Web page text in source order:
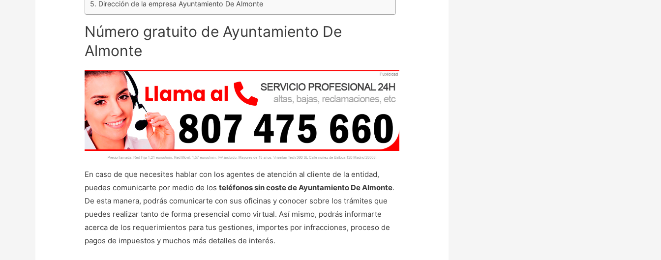
Dirección de la empresa Ayuntamiento De Almonte
Número gratuito de Ayuntamiento De
Almonte
En caso de que necesites hablar con los agentes de atención al cliente de la entidad,
puedes comunicarte por medio de losteléfonos sin coste de Ayuntamiento De Almonte.
De esta manera, podrás comunicarte con sus oficinas y conocer sobre los trámites que
puedes realizar tanto de forma presencial como virtual. Así mismo, podrás informarte
acerca de los requerimientos para tus gestiones, importes por infracciones, proceso de
pagos de impuestos y muchos más detalles de interés.